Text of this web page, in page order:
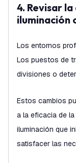
4. Revisar la distribución de la
iluminación
Los entornos
Los puestos de
divisiones o
Estos cambios
a la eficacia de
iluminación que
satisfacer las